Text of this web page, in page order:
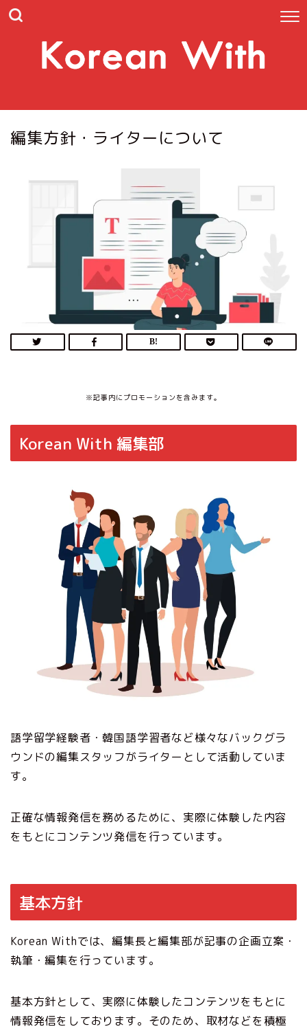
編集方針・ライターについて
※記事内にプロモーションを含みます。
Korean With 編集部
語学留学経験者・韓国語学習者など様々なバックグラ
ウンドの編集スタッフがライターとして活動していま
す。
正確な情報発信を務めるために、実際に体験した内容
をもとにコンテンツ発信を行っています。
基本方針
Korean Withでは、編集長と編集部が記事の企画立案・
執筆・編集を行っています。
基本方針として、実際に体験したコンテンツをもとに
情報発信をしております。そのため、取材などを積極